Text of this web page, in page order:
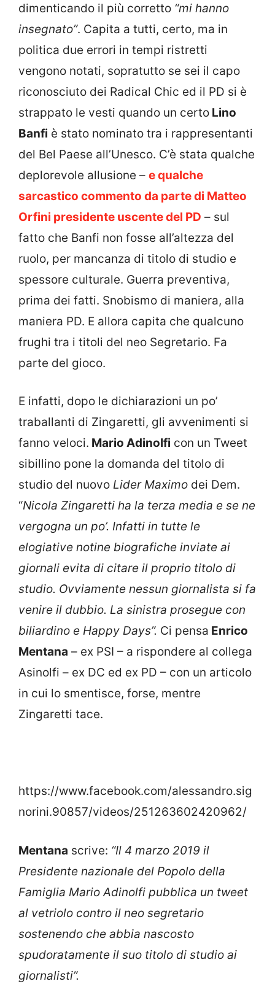
dimenticando il più corretto “mi hanno
insegnato”. Capita a tutti, certo, ma in
politica due errori in tempi ristretti
vengono notati, sopratutto se sei il capo
riconosciuto dei Radical Chic ed il PD si è
strappato le vesti quando un certo Lino
Banfi è stato nominato tra i rappresentanti
del Bel Paese all’Unesco. C’è stata qualche
deplorevole allusione – e qualche
sarcastico commento da parte di Matteo
Orfini presidente uscente del PD – sul
fatto che Banfi non fosse all’altezza del
ruolo, per mancanza di titolo di studio e
spessore culturale. Guerra preventiva,
prima dei fatti. Snobismo di maniera, alla
maniera PD. E allora capita che qualcuno
frughi tra i titoli del neo Segretario. Fa
parte del gioco.
E infatti, dopo le dichiarazioni un po’
traballanti di Zingaretti, gli avvenimenti si
fanno veloci. Mario Adinolfi con un Tweet
sibillino pone la domanda del titolo di
studio del nuovo Lider Maximo dei Dem.
“Nicola Zingaretti ha la terza media e se ne
vergogna un po’. Infatti in tutte le
elogiative notine biografiche inviate ai
giornali evita di citare il proprio titolo di
studio. Ovviamente nessun giornalista si fa
venire il dubbio. La sinistra prosegue con
biliardino e Happy Days”. Ci pensa Enrico
Mentana – ex PSI – a rispondere al collega
Asinolfi – ex DC ed ex PD – con un articolo
in cui lo smentisce, forse, mentre
Zingaretti tace.
https://www.facebook.com/alessandro.sig
norini.90857/videos/251263602420962/
Mentana scrive: “Il 4 marzo 2019 il
Presidente nazionale del Popolo della
Famiglia Mario Adinolfi pubblica un tweet
al vetriolo contro il neo segretario
sostenendo che abbia nascosto
spudoratamente il suo titolo di studio ai
giornalisti”.